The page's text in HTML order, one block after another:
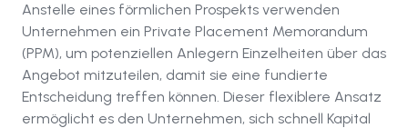
Anstelle eines förmlichen Prospekts verwenden
Unternehmen ein Private Placement Memorandum
(PPM), um potenziellen Anlegern Einzelheiten über das
Angebot mitzuteilen, damit sie eine fundierte
Entscheidung treffen können. Dieser flexiblere Ansatz
ermöglicht es den Unternehmen, sich schnell Kapital